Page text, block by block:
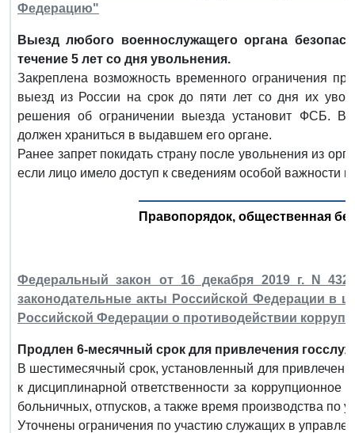
Федерацию"
Выезд любого военнослужащего органа
течение 5 лет со дня увольнения.
Закреплена возможность временного ограничения
выезд из России на срок до пяти лет со дня их
решения об ограничении выезда установит ФСБ. Во
должен храниться в выдавшем его органе.
Ранее запрет покидать страну после увольнения из
если лицо имело доступ к сведениям особой важности
Правопорядок, общественная
Федеральный закон от 16 декабря 2019 г. N
законодательные акты Российской Федерации в
Российской Федерации о противодействии
Продлен 6-месячный срок для привлечения
В шестимесячный срок, установленный для
к дисциплинарной ответственности за
больничных, отпусков, а также время производства по
Уточнены ограничения по участию служащих в